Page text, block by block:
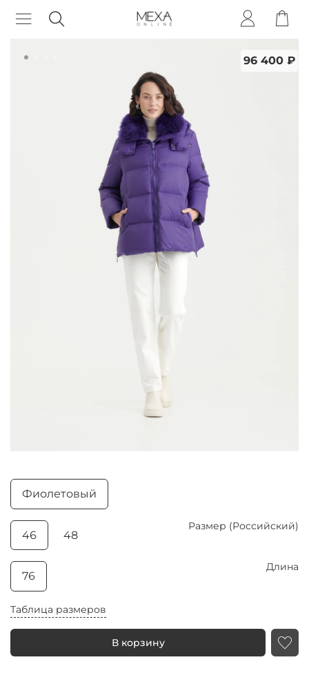
96 400 ₽
Таблица размеров
В корзину
Фиолетовый
Размер (Российский)
46 48
Длина
76